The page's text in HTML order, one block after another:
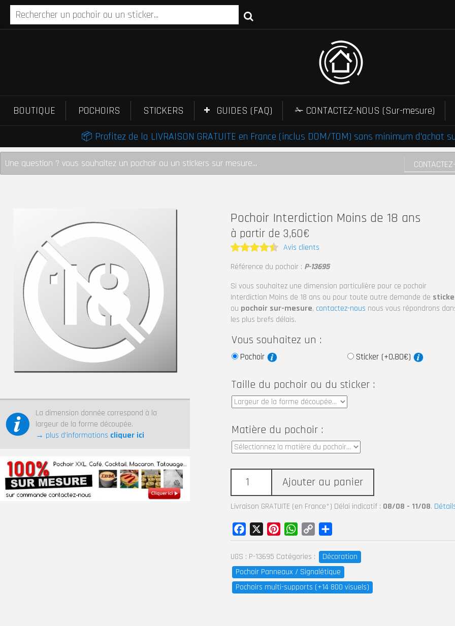
BOUTIQUE POCHOIRS STICKERS GUIDES (FAQ)
✁ CONTACTEZ-NOUS (Sur-mesure)
📦 Profitez de la LIVRAISON GRATUITE en France (inclus DOM/TOM) sans minimum d'achat
Une question ? vous souhaitez un pochoir ou un stickers sur mesure...
La dimension donnée correspond à la
largeur de la forme découpée.
→ plus d’informations cliquer ici
Pochoir Interdiction Moins de 18 ans
à partir de 3,60€
Note 4.5
Avis clients
Référence du pochoir : P-13695
Si vous souhaitez une dimension particulière pour ce pochoir
Interdiction Moins de 18 ans ou pour toute autre demande de
ou pochoir sur-mesure, contactez-nous nous vous répondrons
les plus brefs délais.
Vous souhaitez un :
Pochoir Sticker (+0,80€)
Taille du pochoir ou du sticker :
Matière du pochoir :
Ajouter au panier
Livraison GRATUITE (en France*) Délai indicatif : 08/08 - 11/08.
UGS : P-13695 Catégories :
Décoration
Pochoir Panneaux / Signalétique
Pochoirs multi-supports (+14 800 visuels)
Facebook PinterestWhatsApp
Copy
Link